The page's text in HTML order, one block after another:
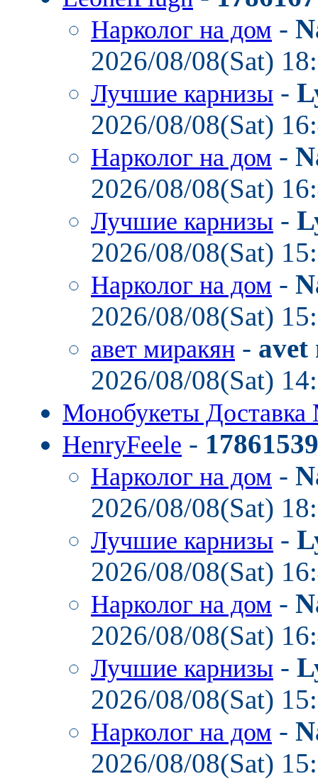
Нарколог на дом -
2026/08/08(Sat)
Лучшие карнизы -
2026/08/08(Sat)
Нарколог на дом -
2026/08/08(Sat)
Лучшие карнизы -
2026/08/08(Sat)
Нарколог на дом -
2026/08/08(Sat)
авет миракян - avet
2026/08/08(Sat)
Монобукеты
HenryFeele -
Нарколог на дом -
2026/08/08(Sat)
Лучшие карнизы -
2026/08/08(Sat)
Нарколог на дом -
2026/08/08(Sat)
Лучшие карнизы -
2026/08/08(Sat)
Нарколог на дом -
2026/08/08(Sat)